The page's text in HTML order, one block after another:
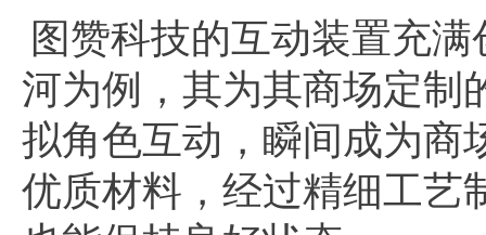
图赞科技的互动装置充
河为例，其为其商场定制
拟角色互动，瞬间成为商
优质材料，经过精细工艺